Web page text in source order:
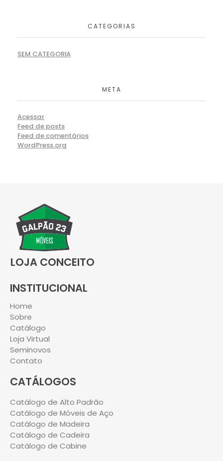
CATEGORIAS
SEM CATEGORIA
META
Acessar
Feed de posts
Feed de comentários
WordPress.org
LOJA CONCEITO
INSTITUCIONAL
Home
Sobre
Catálogo
Loja Virtual
Seminovos
Contato
CATÁLOGOS
Catálogo de Alto Padrão
Catálogo de Móveis de Aço
Catálogo de Madeira
Catálogo de Cadeira
Catálogo de Cabine